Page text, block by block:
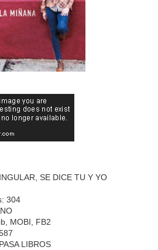
SE DICE TU Y YO
304
MOBI, FB2
LIBROS